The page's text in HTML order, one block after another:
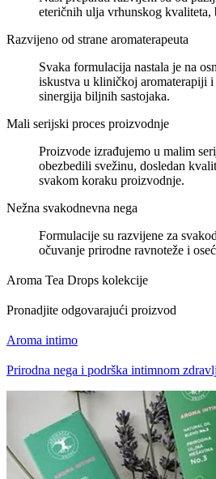
eteričnih ulja vrhunskog kvaliteta,
Razvijeno od strane aromaterapeuta
Svaka formulacija nastala je na
iskustva u kliničkoj aromaterapiji
sinergija biljnih sastojaka.
Mali serijski proces proizvodnje
Proizvode izrađujemo u malim
obezbedili svežinu, dosledan
svakom koraku proizvodnje.
Nežna svakodnevna nega
Formulacije su razvijene za
očuvanje prirodne ravnoteže i
Aroma Tea Drops kolekcije
Pronadjite odgovarajući proizvod
Aroma intimo
Prirodna nega i podrška intimnom